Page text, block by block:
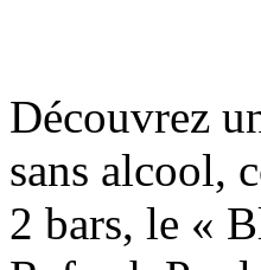
Découvrez
sans alcool,
2 bars, le «